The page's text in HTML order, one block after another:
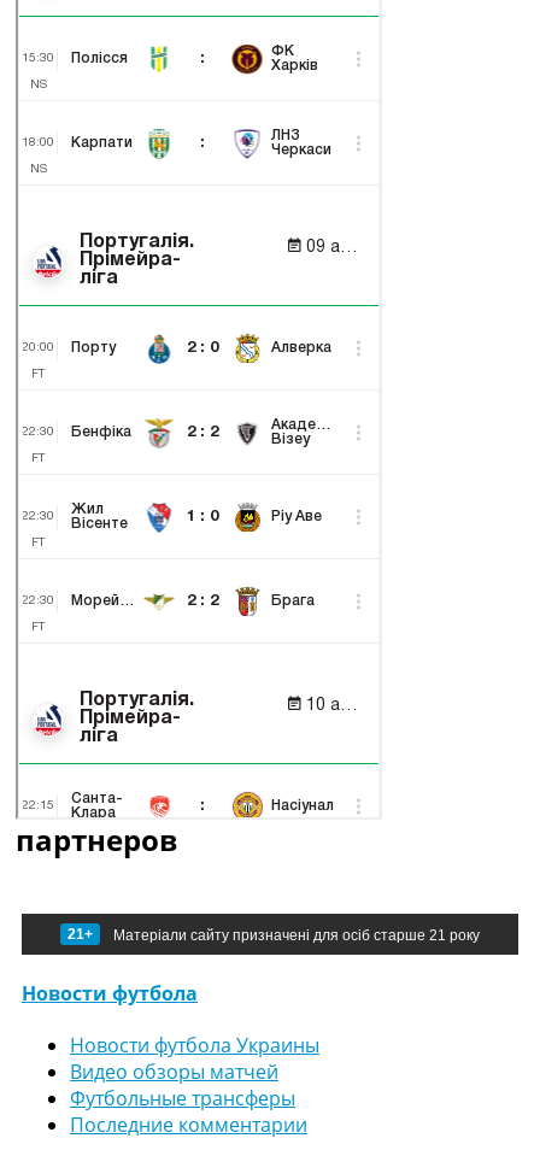
партнеров
21+ Матеріали сайту призначені для осіб старше 21 року
Новости футбола
Новости футбола Украины
Видео обзоры матчей
Футбольные трансферы
Последние комментарии